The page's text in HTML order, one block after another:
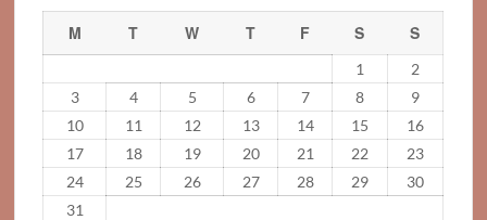
M T W T F S S
1
2
3
4 5 6 7 8
9
10
11 12 13 14 15
16
17
18 19 20 21 22
23
24
25 26 27 28 29
30
31